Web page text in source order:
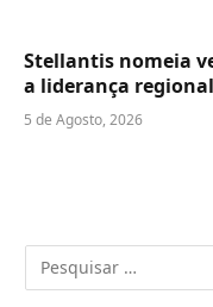
Stellantis nomeia
a liderança
5 de Agosto, 2026